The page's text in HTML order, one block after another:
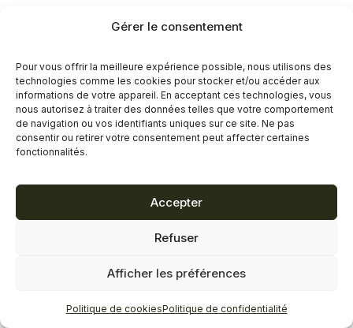
Gérer le consentement
Pour vous offrir la meilleure expérience possible, nous utilisons des
technologies comme les cookies pour stocker et/ou accéder aux
informations de votre appareil. En acceptant ces technologies, vous
nous autorisez à traiter des données telles que votre comportement
de navigation ou vos identifiants uniques sur ce site. Ne pas
consentir ou retirer votre consentement peut affecter certaines
fonctionnalités.
Accepter
Refuser
Afficher les préférences
Politique de cookiesPolitique de confidentialité